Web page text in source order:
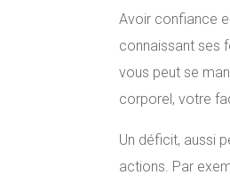
Avoir confiance
connaissant ses
vous peut se
corporel, votre
Un déficit, aussi
actions. Par